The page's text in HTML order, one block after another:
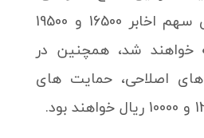
مقاومت های بعدی سهم اخابر 16500 و 19500
خواهند شد، همچنین در
اصلاحی، حمایت های